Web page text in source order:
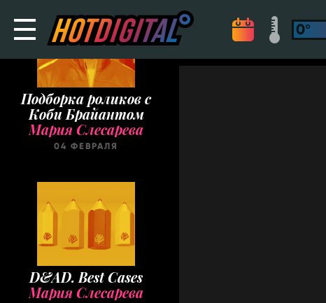
Подборка роликов с
Коби Брайантом
Мария Слесарева
04 ФЕВРАЛЯ
D&AD. Best Cases
Мария Слесарева